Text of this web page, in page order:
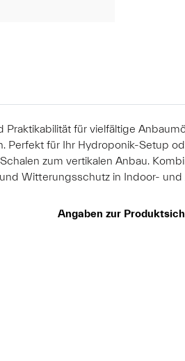
für vielfältige
für Ihr Hydroponik-Setup
zum vertikalen Anbau.
Witterungsschutz in Indoor-
Angaben zur